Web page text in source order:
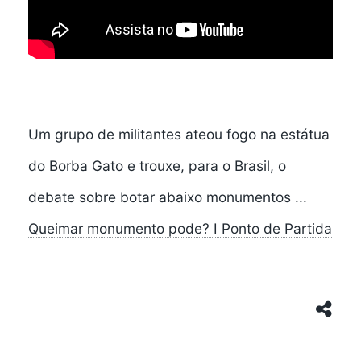
Um grupo de militantes ateou fogo na estátua
do Borba Gato e trouxe, para o Brasil, o
debate sobre botar abaixo monumentos ...
Queimar monumento pode? I Ponto de Partida